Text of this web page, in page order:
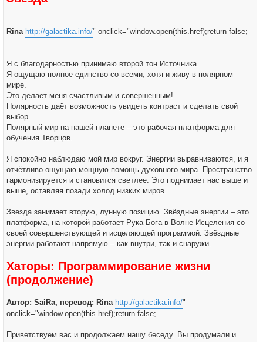
Rina http://galactika.info/" onclick="window.open(this.href);return false;
Я с благодарностью принимаю второй тон Источника.
Я ощущаю полное единство со всеми, хотя и живу в полярном
мире.
Это делает меня счастливым и совершенным!
Полярность даёт возможность увидеть контраст и сделать свой
выбор.
Полярный мир на нашей планете – это рабочая платформа для
обучения Творцов.
Я спокойно наблюдаю мой мир вокруг. Энергии выравниваются, и я
отчётливо ощущаю мощную помощь духовного мира. Пространство
гармонизируется и становится светлее. Это поднимает нас выше и
выше, оставляя позади холод низких миров.
Звезда занимает вторую, лунную позицию. Звёздные энергии – это
платформа, на которой работает Рука Бога в Волне Исцеления со
своей совершенствующей и исцеляющей программой. Звёздные
энергии работают напрямую – как внутри, так и снаружи.
Хаторы: Программирование жизни
(продолжение)
Автор: SaiRa, перевод: Rina http://galactika.info/"
onclick="window.open(this.href);return false;
Приветствуем вас и продолжаем нашу беседу. Вы продумали и